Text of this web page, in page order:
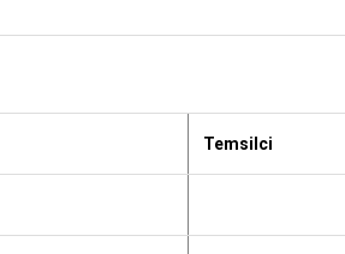
Temsilci